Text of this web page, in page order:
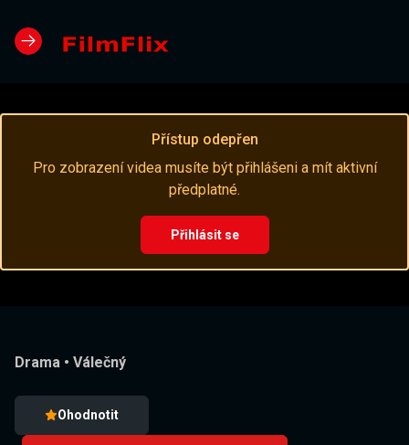
Přístup odepřen
Pro zobrazení videa musíte být přihlášeni a mít aktivní
předplatné.
Přihlásit se
Drama • Válečný
Ohodnotit